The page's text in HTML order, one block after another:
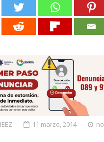
IEEZ 11 marzo, 2014
no